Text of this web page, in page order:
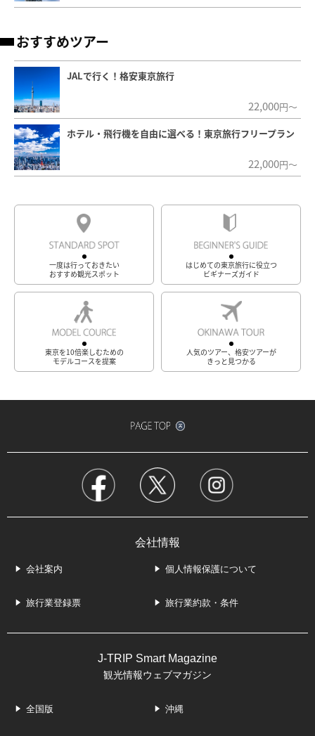
おすすめツアー
JALで行く！格安東京旅行
22,000円～
ホテル・飛行機を自由に選べる！東京旅行フリープラン
22,000円～
一度は行っておきたい
おすすめ観光スポット
はじめての東京旅行に役立つ
ビギナーズガイド
東京を10倍楽しむための
モデルコースを提案
人気のツアー、格安ツアーが
きっと見つかる
会社情報
会社案内 個人情報保護について
旅行業登録票 旅行業約款・条件
J-TRIP Smart Magazine
観光情報ウェブマガジン
全国版 沖縄